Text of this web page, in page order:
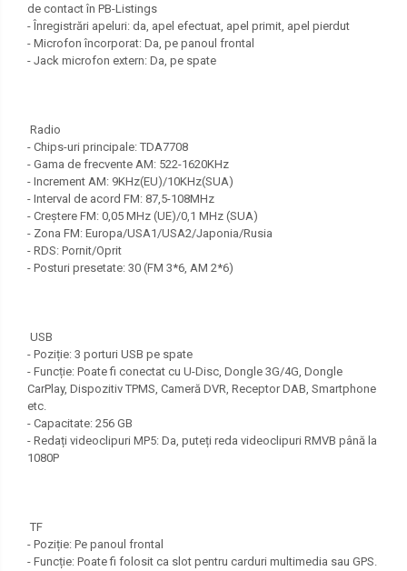
de contact în PB-Listings
- Înregistrări apeluri: da, apel efectuat, apel primit, apel pierdut
- Microfon încorporat: Da, pe panoul frontal
- Jack microfon extern: Da, pe spate
Radio
- Chips-uri principale: TDA7708
- Gama de frecvente AM: 522-1620KHz
- Increment AM: 9KHz(EU)/10KHz(SUA)
- Interval de acord FM: 87,5-108MHz
- Creștere FM: 0,05 MHz (UE)/0,1 MHz (SUA)
- Zona FM: Europa/USA1/USA2/Japonia/Rusia
- RDS: Pornit/Oprit
- Posturi presetate: 30 (FM 3*6, AM 2*6)
USB
- Poziție: 3 porturi USB pe spate
- Funcție: Poate fi conectat cu U-Disc, Dongle 3G/4G, Dongle
CarPlay, Dispozitiv TPMS, Cameră DVR, Receptor DAB, Smartphone
etc.
- Capacitate: 256 GB
- Redați videoclipuri MP5: Da, puteți reda videoclipuri RMVB până la
1080P
TF
- Poziție: Pe panoul frontal
- Funcție: Poate fi folosit ca slot pentru carduri multimedia sau GPS.